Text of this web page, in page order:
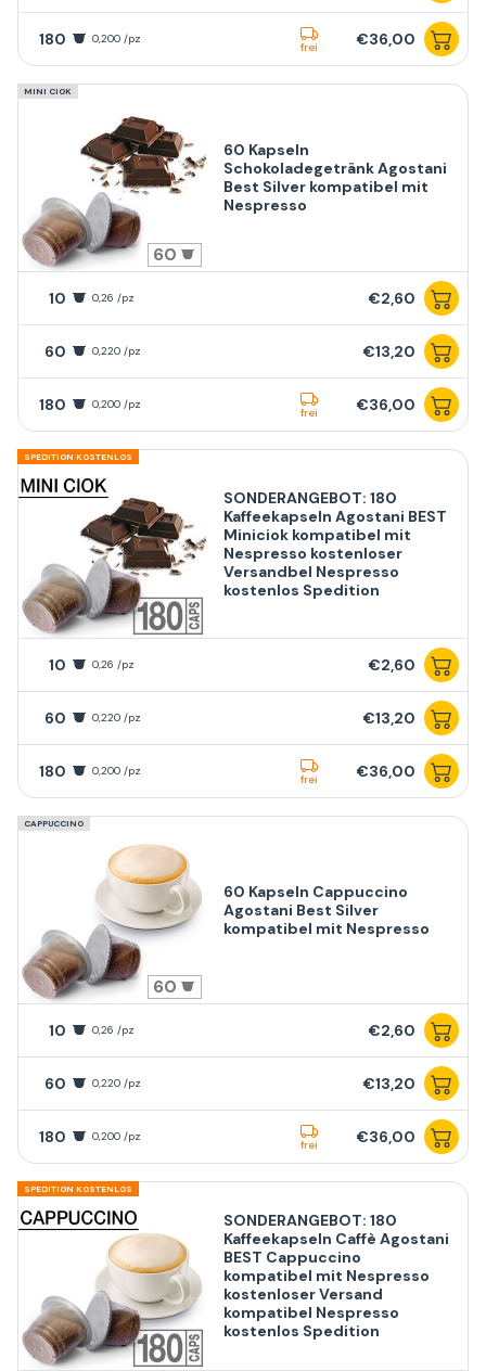
180 0,200 /pz
frei €36,00
MINI CIOK
60
60 Kapseln
Schokoladegetränk Agostani
Best Silver kompatibel mit
Nespresso
10 0,26 /pz €2,60
60 0,220 /pz €13,20
180 0,200 /pz
frei €36,00
SPEDITION KOSTENLOS
SONDERANGEBOT: 180
Kaffeekapseln Agostani BEST
Miniciok kompatibel mit
Nespresso kostenloser
Versandbel Nespresso
kostenlos Spedition
10 0,26 /pz €2,60
60 0,220 /pz €13,20
180 0,200 /pz
frei €36,00
CAPPUCCINO
60
60 Kapseln Cappuccino
Agostani Best Silver
kompatibel mit Nespresso
10 0,26 /pz €2,60
60 0,220 /pz €13,20
180 0,200 /pz
frei €36,00
SPEDITION KOSTENLOS
SONDERANGEBOT: 180
Kaffeekapseln Caffè Agostani
BEST Cappuccino
kompatibel mit Nespresso
kostenloser Versand
kompatibel Nespresso
kostenlos Spedition